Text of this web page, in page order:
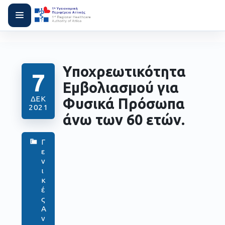
7
ΔΕΚ
2021
Γ
ε
ν
ι
κ
έ
ς
Α
ν
Υποχρεωτικότητα
Εμβολιασμού για
Φυσικά Πρόσωπα
άνω των 60 ετών.